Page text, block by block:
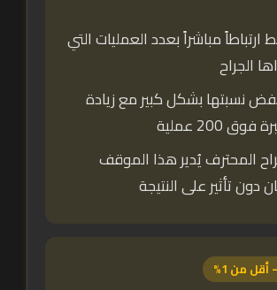
ارتباطاً مباشراً بعدد العمليات التي
الجراح
نسبتها بشكل كبير مع زيادة
فوق 200 عملية
المحترف يُدير هذا الموقف
دون تأثير على النتيجة
من 1%